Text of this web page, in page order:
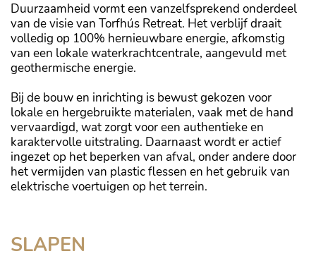
Duurzaamheid vormt een vanzelfsprekend onderdeel
van de visie van Torfhús Retreat. Het verblijf draait
volledig op 100% hernieuwbare energie, afkomstig
van een lokale waterkrachtcentrale, aangevuld met
geothermische energie.
Bij de bouw en inrichting is bewust gekozen voor
lokale en hergebruikte materialen, vaak met de hand
vervaardigd, wat zorgt voor een authentieke en
karaktervolle uitstraling. Daarnaast wordt er actief
ingezet op het beperken van afval, onder andere door
het vermijden van plastic flessen en het gebruik van
elektrische voertuigen op het terrein.
SLAPEN